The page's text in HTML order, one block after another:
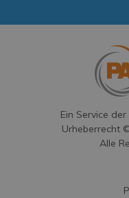
Ein Service der
Urheberrecht
Alle